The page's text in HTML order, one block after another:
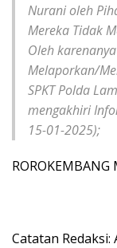
Nurani oleh
Mereka Tidak
Oleh
Melaporkan/
SPKT Polda
mengakhiri
15-01-2025);
Catatan